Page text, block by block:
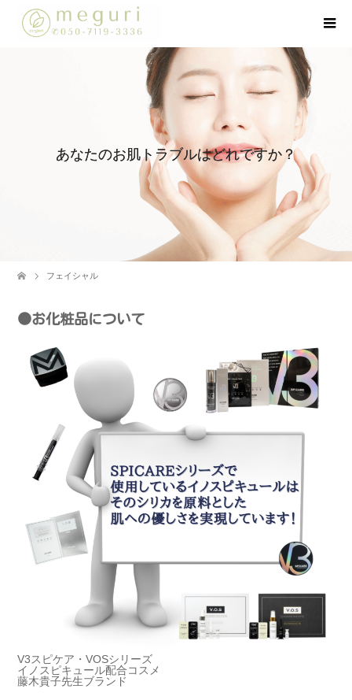
あなたのお肌トラブルはどれですか？
フェイシャル
●お化粧品について
V3スピケア・VOSシリーズ
イノスピキュール配合コスメ
藤木貴子先生ブランド